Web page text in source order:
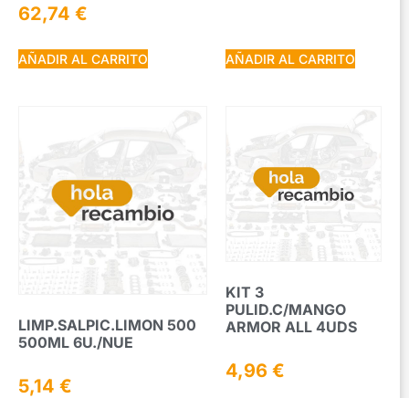
62,74 €
AÑADIR AL CARRITO AÑADIR AL CARRITO
LIMP.SALPIC.LIMON 500
500ML 6U./NUE
5,14 €
KIT 3
PULID.C/MANGO
ARMOR ALL 4UDS
4,96 €